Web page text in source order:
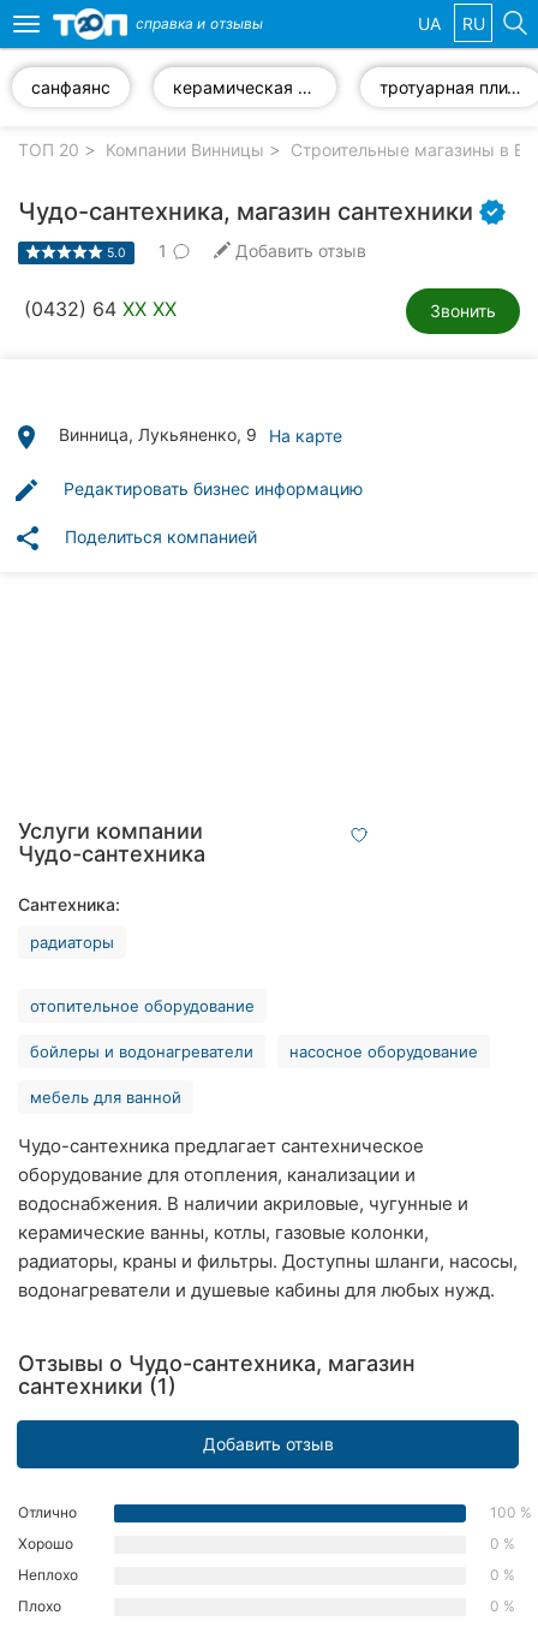
компании
клиники
Автошколы
Все
города:
Житомир
Тернополь
Хмельницкий
Ровно
Одесса
Кропивницкий
Киев
Запорожье
Кривой
Рог
Toggle
navigation
справка и отзывы UA RU
санфаянс керамическая плитка тротуарная плитка
ТОП 20 Компании Винницы Строительные магазины в
Чудо-сантехника, магазин сантехники
5.0 1 Добавить отзыв
(0432) 64 XX XX Звонить
place Винница, Лукьяненко, 9 На карте
edit Редактировать бизнес информацию
share Поделиться компанией
Услуги компании
Чудо-сантехника
Сантехника:
радиаторы
отопительное оборудование
бойлеры и водонагреватели насосное оборудование
мебель для ванной
Чудо-сантехника предлагает сантехническое
оборудование для отопления, канализации и
водоснабжения. В наличии акриловые, чугунные и
керамические ванны, котлы, газовые колонки,
радиаторы, краны и фильтры. Доступны шланги, насосы,
водонагреватели и душевые кабины для любых нужд.
Отзывы о Чудо-сантехника, магазин
сантехники (1)
Добавить отзыв
Отлично
100 %
Хорошо
0 %
Неплохо
0 %
Плохо
0 %